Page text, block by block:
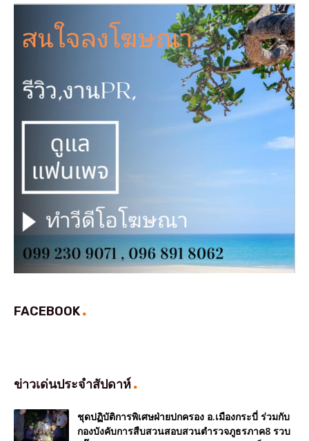
FACEBOOK
ข่าวเด่นประจำสัปดาห์
ชุดปฏิบัติการพิเศษฝ่ายปกครอง อ.เมืองกระบี่ ร่วมกับ
กองบังคับการสืบสวนสอบสวนตำรวจภูธรภาค8 รวบ